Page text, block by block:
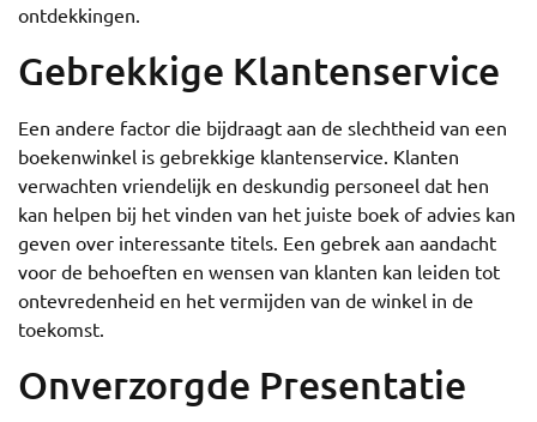
ontdekkingen.
Gebrekkige Klantenservice
Een andere factor die bijdraagt aan de slechtheid van een
boekenwinkel is gebrekkige klantenservice. Klanten
verwachten vriendelijk en deskundig personeel dat hen
kan helpen bij het vinden van het juiste boek of advies kan
geven over interessante titels. Een gebrek aan aandacht
voor de behoeften en wensen van klanten kan leiden tot
ontevredenheid en het vermijden van de winkel in de
toekomst.
Onverzorgde Presentatie